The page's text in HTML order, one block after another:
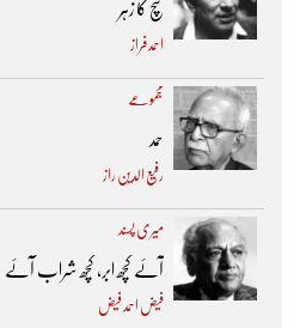
سچ کا زہر
احمد فراز
مجموعے
حمد
رفیع الدین راز
میری پسند
آئے کچھ ابر، کچھ شراب آئے
فیض احمد فیض